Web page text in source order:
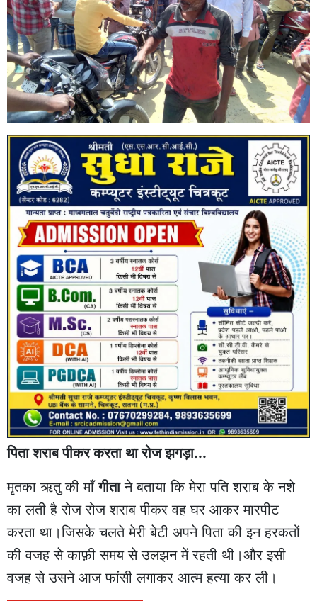
पिता शराब पीकर करता था रोज झगड़ा...
मृतका ऋतु की माँगीताने बताया कि मेरा पति शराब के नशे
का लती है रोज रोज शराब पीकर वह घर आकर मारपीट
करता था।जिसके चलते मेरी बेटी अपने पिता की इन हरकतों
की वजह से काफ़ी समय से उलझन में रहती थी।और इसी
वजह से उसने आज फांसी लगाकर आत्म हत्या कर ली।